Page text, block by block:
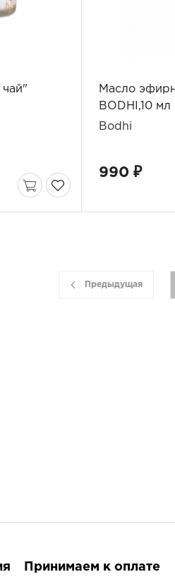
Масло
BODHI,10 мл
Bodhi
990 ₽
Предыдущая
Принимаем к оплате